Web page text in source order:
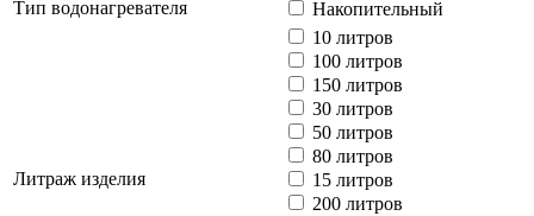
Тип водонагревателя
Накопительный
Литраж изделия
10 литров
100 литров
150 литров
30 литров
50 литров
80 литров
15 литров
200 литров